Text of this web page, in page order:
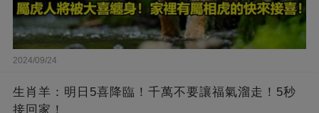
2024/09/24
生肖羊：明日5喜降臨！千萬不要讓福氣溜走！5秒
接回家！